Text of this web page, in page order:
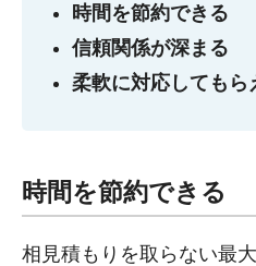
時間を節約できる
信頼関係が深まる
柔軟に対応してもら
時間を節約できる
相見積もりを取らない最